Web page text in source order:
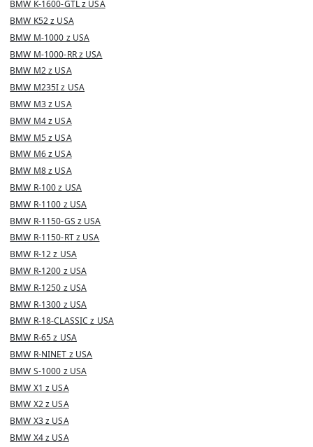
BMW K-1600-GTL z USA
BMW K52 z USA
BMW M-1000 z USA
BMW M-1000-RR z USA
BMW M2 z USA
BMW M235I z USA
BMW M3 z USA
BMW M4 z USA
BMW M5 z USA
BMW M6 z USA
BMW M8 z USA
BMW R-100 z USA
BMW R-1100 z USA
BMW R-1150-GS z USA
BMW R-1150-RT z USA
BMW R-12 z USA
BMW R-1200 z USA
BMW R-1250 z USA
BMW R-1300 z USA
BMW R-18-CLASSIC z USA
BMW R-65 z USA
BMW R-NINET z USA
BMW S-1000 z USA
BMW X1 z USA
BMW X2 z USA
BMW X3 z USA
BMW X4 z USA